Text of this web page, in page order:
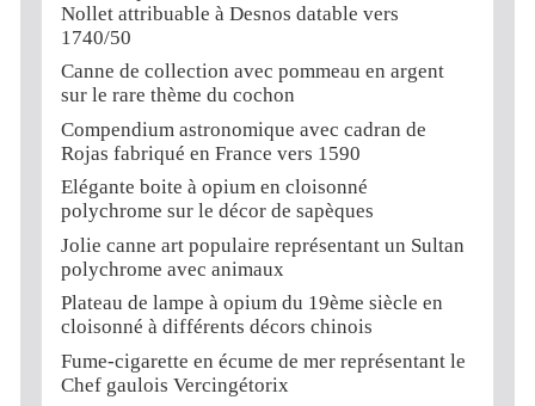
Nollet attribuable à Desnos datable vers
1740/50
Canne de collection avec pommeau en argent
sur le rare thème du cochon
Compendium astronomique avec cadran de
Rojas fabriqué en France vers 1590
Elégante boite à opium en cloisonné
polychrome sur le décor de sapèques
Jolie canne art populaire représentant un Sultan
polychrome avec animaux
Plateau de lampe à opium du 19ème siècle en
cloisonné à différents décors chinois
Fume-cigarette en écume de mer représentant le
Chef gaulois Vercingétorix